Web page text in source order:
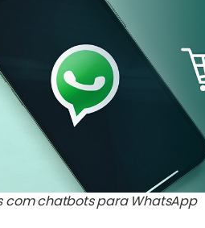
com chatbots para WhatsApp